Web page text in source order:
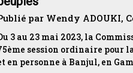
par Wendy ADOUKI,
3 au 23 mai 2023, la
session ordinaire pour
en personne à Banjul, en